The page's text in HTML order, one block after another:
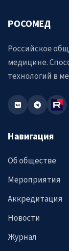
РОСОМЕД
Российское
медицине.
технологий в
Навигация
Об обществе
Мероприятия
Аккредитация
Новости
Журнал